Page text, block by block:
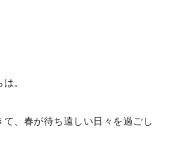
。
て、春が待ち遠しい日々を過ごし